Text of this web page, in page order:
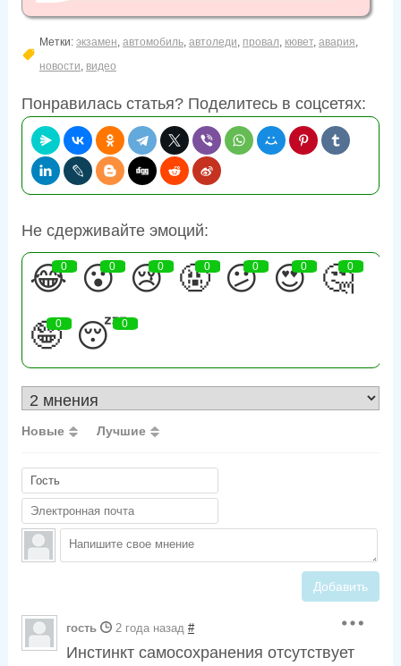
Метки: экзамен автомобиль, автоледи провал кювет, авария
новости видео
Понравилась статья? Поделитесь в соцсетях:
Не сдерживайте эмоций:
😂
0 😮
0 😢
0 🤬
0 😕
0 😍
0 🤔
0
🤪
0 😴
0
Новые Лучшие
Добавить
гость 2 года назад #
Инстинкт самосохранения отсутствует